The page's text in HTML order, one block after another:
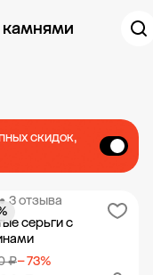
скидок,
• 3 отзыва
серьги с
₽− 73%